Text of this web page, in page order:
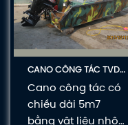
CANO CÔNG TÁC TVD-
AL570
Cano công tác có
chiều dài 5m7
bằng vật liệu nhôm